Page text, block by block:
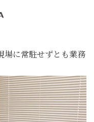
場に常駐せずとも業務